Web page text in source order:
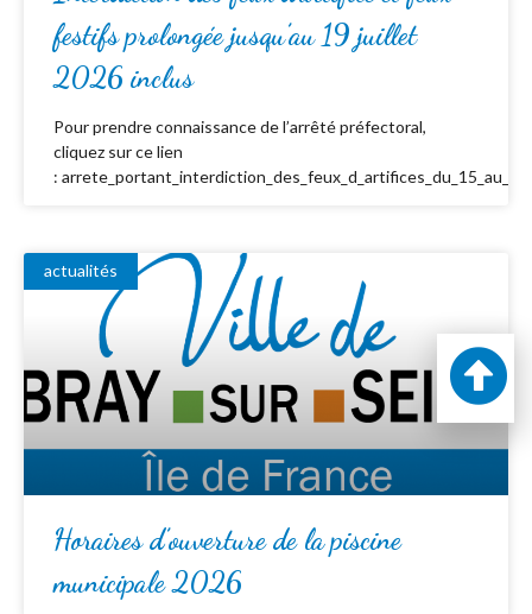
festifs prolongée jusqu’au 19 juillet
2026 inclus
Pour prendre connaissance de l’arrêté préfectoral,
cliquez sur ce lien
:
actualités
Horaires d’ouverture de la piscine
municipale 2026